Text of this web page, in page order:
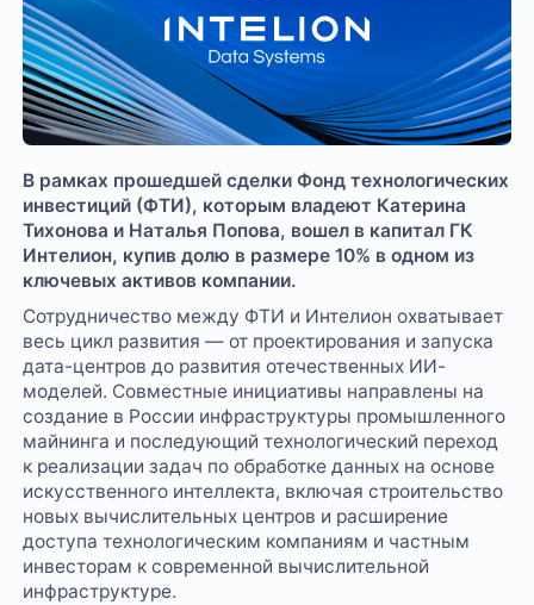
В рамках прошедшей сделки Фонд технологических
инвестиций (ФТИ), которым владеют Катерина
Тихонова и Наталья Попова, вошел в капитал ГК
Интелион, купив долю в размере 10% в одном из
ключевых активов компании.
Сотрудничество между ФТИ и Интелион охватывает
весь цикл развития — от проектирования и запуска
дата-центров до развития отечественных ИИ-
моделей. Совместные инициативы направлены на
создание в России инфраструктуры промышленного
майнинга и последующий технологический переход
к реализации задач по обработке данных на основе
искусственного интеллекта, включая строительство
новых вычислительных центров и расширение
доступа технологическим компаниям и частным
инвесторам к современной вычислительной
инфраструктуре.